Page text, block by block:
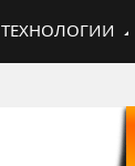
ТЕХНОЛОГИИ